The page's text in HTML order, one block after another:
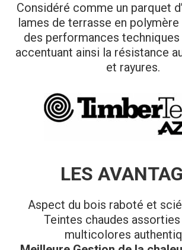
Considéré comme un parquet
lames de terrasse en
des performances
accentuant ainsi la résistance
et rayures.
LES
Aspect du bois raboté et
Teintes chaudes
multicolores